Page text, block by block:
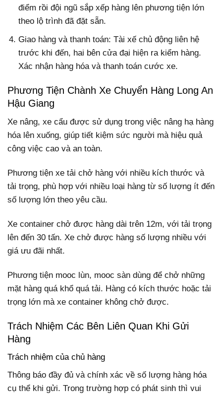
điểm rồi đội ngũ sắp xếp hàng lên phương tiện lớn
theo lộ trình đã đặt sẵn.
Giao hàng và thanh toán: Tài xế chủ động liên hệ
trước khi đến, hai bên cửa đại hiện ra kiểm hàng.
Xác nhận hàng hóa và thanh toán cước xe.
Phương Tiện Chành Xe Chuyển Hàng Long An
Hậu Giang
Xe nâng, xe cẩu được sử dụng trong việc nâng hạ hàng
hóa lên xuống, giúp tiết kiệm sức người mà hiệu quả
công việc cao và an toàn.
Phương tiện xe tải chở hàng với nhiều kích thước và
tải trọng, phù hợp với nhiều loại hàng từ số lượng ít đến
số lượng lớn theo yêu cầu.
Xe container chở được hàng dài trên 12m, với tải trọng
lên đến 30 tấn. Xe chở được hàng số lượng nhiều với
giá ưu đãi nhất.
Phương tiện mooc lùn, mooc sàn dùng để chở những
mặt hàng quá khổ quá tải. Hàng có kích thước hoặc tải
trọng lớn mà xe container không chở được.
Trách Nhiệm Các Bên Liên Quan Khi Gửi
Hàng
Trách nhiệm của chủ hàng
Thông báo đầy đủ và chính xác về số lượng hàng hóa
cụ thể khi gửi. Trong trường hợp có phát sinh thì vui